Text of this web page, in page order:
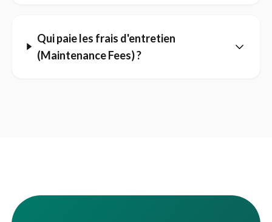
Qui paie les frais d'entretien
(Maintenance Fees) ?